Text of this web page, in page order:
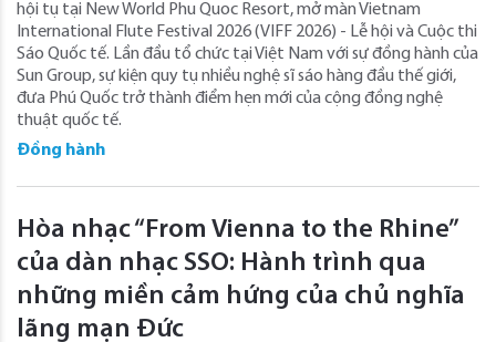
hội tụ tại New World Phu Quoc Resort, mở màn Vietnam
International Flute Festival 2026 (VIFF 2026) - Lễ hội và Cuộc thi
Sáo Quốc tế. Lần đầu tổ chức tại Việt Nam với sự đồng hành của
Sun Group, sự kiện quy tụ nhiều nghệ sĩ sáo hàng đầu thế giới,
đưa Phú Quốc trở thành điểm hẹn mới của cộng đồng nghệ
thuật quốc tế.
Đồng hành
Hòa nhạc “From Vienna to the Rhine”
của dàn nhạc SSO: Hành trình qua
những miền cảm hứng của chủ nghĩa
lãng mạn Đức